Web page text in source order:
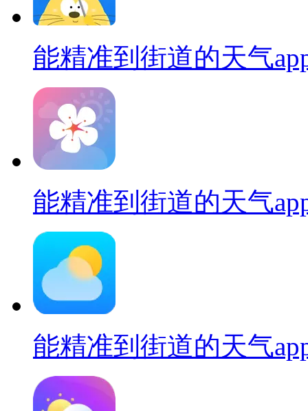
能精准到街道的天气
能精准到街道的天气
能精准到街道的天气